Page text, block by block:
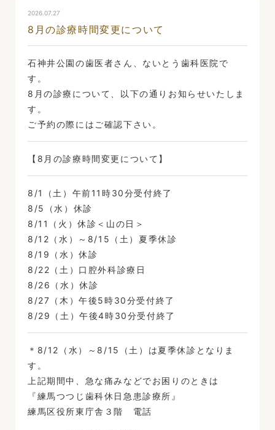
2026.07.27
8月の診療時間変更について
石神井公園の歯医者さん、ないとう歯科医院で
す。
8月の診療について、以下の通りお知らせいたしま
す。
ご予約の際にはご確認下さい。
【8月の診療時間変更について】
8/1（土）午前11時30分受付終了
8/5（水）休診
8/11（火）休診＜山の日＞
8/12（水）～8/15（土）夏季休診
8/19（水）休診
8/22（土）口腔外科診療日
8/26（水）休診
8/27（木）午後5時30分受付終了
8/29（土）午後4時30分受付終了
＊8/12（水）～8/15（土）は夏季休診となりま
す。
上記期間中、急な痛みなどでお困りのときは
『練馬つつじ歯科休日急患診療所』
練馬区役所東庁舎３階 電話